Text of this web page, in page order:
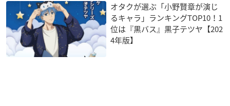
オタクが選ぶ「小野賢章が演じ
るキャラ」ランキングTOP10！1
位は『黒バス』黒子テツヤ【202
4年版】